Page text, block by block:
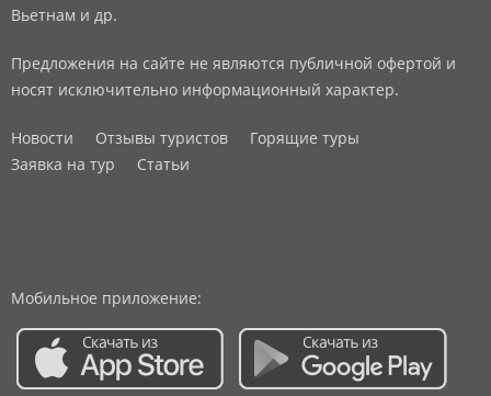
Вьетнам и др.
Предложения на сайте не являются публичной офертой и
носят исключительно информационный характер.
Новости Отзывы туристов
Горящие туры
Заявка на тур
Статьи
Мобильное приложение: